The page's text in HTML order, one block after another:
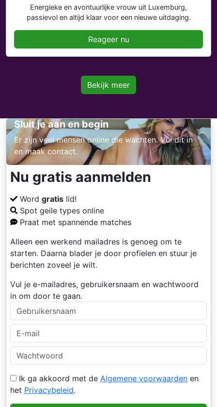
Energieke en avontuurlijke vrouw uit Luxemburg,
passievol en altijd klaar voor een nieuwe uitdaging.
Reageer nu
Bekijk meer
Sluit je aan en begin
Er zijn veel mensen online die wachten. Vul dit in
en maak contact.
Nu gratis aanmelden
Word gratis lid!
Spot geile types online
Praat met spannende matches
Alleen een werkend mailadres is genoeg om te
starten. Daarna blader je door profielen en stuur je
berichten zoveel je wilt.
Vul je e-mailadres, gebruikersnaam en wachtwoord
in om door te gaan.
Ik ga akkoord met de Algemene voorwaarden en
het Privacybeleid.